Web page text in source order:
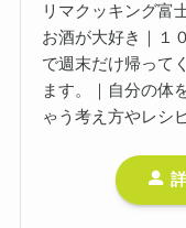
リマクッキング富
お酒が大好き｜１
で週末だけ帰って
ます。｜自分の体
ゃう考え方やレシ